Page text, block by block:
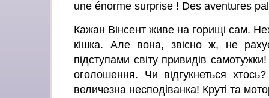
une énorme surprise ! Des aventures
Кажан Вінсент живе на горищі сам.
кішка. Але вона, звісно ж, не
підступами світу привидів
оголошення. Чи відгукнеться
величезна несподіванка! Круті та